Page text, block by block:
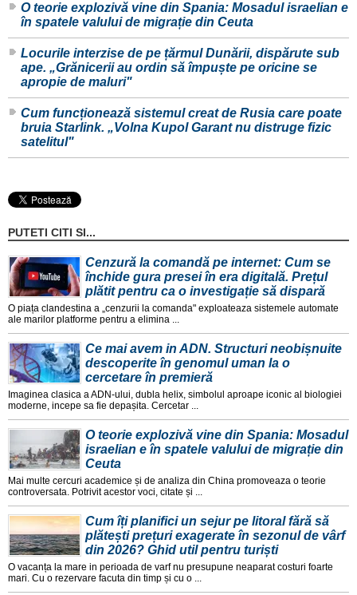
O teorie explozivă vine din Spania: Mosadul israelian e
în spatele valului de migrație din Ceuta
Locurile interzise de pe țărmul Dunării, dispărute sub
ape. „Grănicerii au ordin să împuște pe oricine se
apropie de maluri"
Cum funcționează sistemul creat de Rusia care poate
bruia Starlink. „Volna Kupol Garant nu distruge fizic
satelitul"
PUTETI CITI SI...
Cenzură la comandă pe internet: Cum se
închide gura presei în era digitală. Prețul
plătit pentru ca o investigație să dispară
O piața clandestina a „cenzurii la comanda" exploateaza sistemele automate
ale marilor platforme pentru a elimina ...
Ce mai avem in ADN. Structuri neobișnuite
descoperite în genomul uman la o
cercetare în premieră
Imaginea clasica a ADN-ului, dubla helix, simbolul aproape iconic al biologiei
moderne, incepe sa fie depașita. Cercetar ...
O teorie explozivă vine din Spania: Mosadul
israelian e în spatele valului de migrație din
Ceuta
Mai multe cercuri academice și de analiza din China promoveaza o teorie
controversata. Potrivit acestor voci, citate și ...
Cum îți planifici un sejur pe litoral fără să
plătești prețuri exagerate în sezonul de vârf
din 2026? Ghid util pentru turiști
O vacanța la mare in perioada de varf nu presupune neaparat costuri foarte
mari. Cu o rezervare facuta din timp și cu o ...